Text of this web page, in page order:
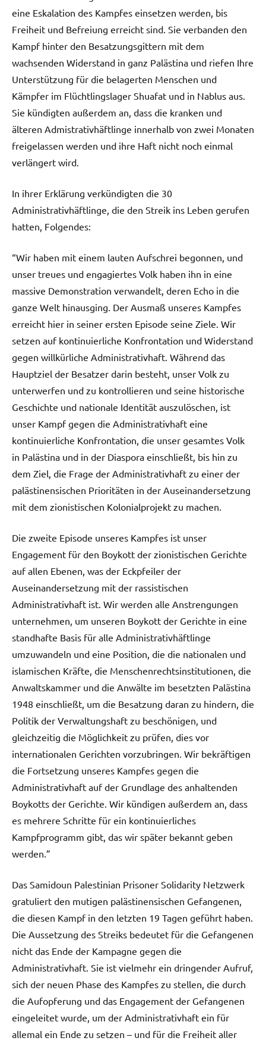
eine Eskalation des Kampfes einsetzen werden, bis
Freiheit und Befreiung erreicht sind. Sie verbanden den
Kampf hinter den Besatzungsgittern mit dem
wachsenden Widerstand in ganz Palästina und riefen Ihre
Unterstützung für die belagerten Menschen und
Kämpfer im Flüchtlingslager Shuafat und in Nablus aus.
Sie kündigten außerdem an, dass die kranken und
älteren Admistrativhäftlinge innerhalb von zwei Monaten
freigelassen werden und ihre Haft nicht noch einmal
verlängert wird.
In ihrer Erklärung verkündigten die 30
Administrativhäftlinge, die den Streik ins Leben gerufen
hatten, Folgendes:
“Wir haben mit einem lauten Aufschrei begonnen, und
unser treues und engagiertes Volk haben ihn in eine
massive Demonstration verwandelt, deren Echo in die
ganze Welt hinausging. Der Ausmaß unseres Kampfes
erreicht hier in seiner ersten Episode seine Ziele. Wir
setzen auf kontinuierliche Konfrontation und Widerstand
gegen willkürliche Administrativhaft. Während das
Hauptziel der Besatzer darin besteht, unser Volk zu
unterwerfen und zu kontrollieren und seine historische
Geschichte und nationale Identität auszulöschen, ist
unser Kampf gegen die Administrativhaft eine
kontinuierliche Konfrontation, die unser gesamtes Volk
in Palästina und in der Diaspora einschließt, bis hin zu
dem Ziel, die Frage der Administrativhaft zu einer der
palästinensischen Prioritäten in der Auseinandersetzung
mit dem zionistischen Kolonialprojekt zu machen.
Die zweite Episode unseres Kampfes ist unser
Engagement für den Boykott der zionistischen Gerichte
auf allen Ebenen, was der Eckpfeiler der
Auseinandersetzung mit der rassistischen
Administrativhaft ist. Wir werden alle Anstrengungen
unternehmen, um unseren Boykott der Gerichte in eine
standhafte Basis für alle Administrativhäftlinge
umzuwandeln und eine Position, die die nationalen und
islamischen Kräfte, die Menschenrechtsinstitutionen, die
Anwaltskammer und die Anwälte im besetzten Palästina
1948 einschließt, um die Besatzung daran zu hindern, die
Politik der Verwaltungshaft zu beschönigen, und
gleichzeitig die Möglichkeit zu prüfen, dies vor
internationalen Gerichten vorzubringen. Wir bekräftigen
die Fortsetzung unseres Kampfes gegen die
Administrativhaft auf der Grundlage des anhaltenden
Boykotts der Gerichte. Wir kündigen außerdem an, dass
es mehrere Schritte für ein kontinuierliches
Kampfprogramm gibt, das wir später bekannt geben
werden.”
Das Samidoun Palestinian Prisoner Solidarity Netzwerk
gratuliert den mutigen palästinensischen Gefangenen,
die diesen Kampf in den letzten 19 Tagen geführt haben.
Die Aussetzung des Streiks bedeutet für die Gefangenen
nicht das Ende der Kampagne gegen die
Administrativhaft. Sie ist vielmehr ein dringender Aufruf,
sich der neuen Phase des Kampfes zu stellen, die durch
die Aufopferung und das Engagement der Gefangenen
eingeleitet wurde, um der Administrativhaft ein für
allemal ein Ende zu setzen – und für die Freiheit aller